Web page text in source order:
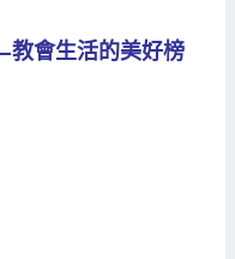
教會生活的美好榜